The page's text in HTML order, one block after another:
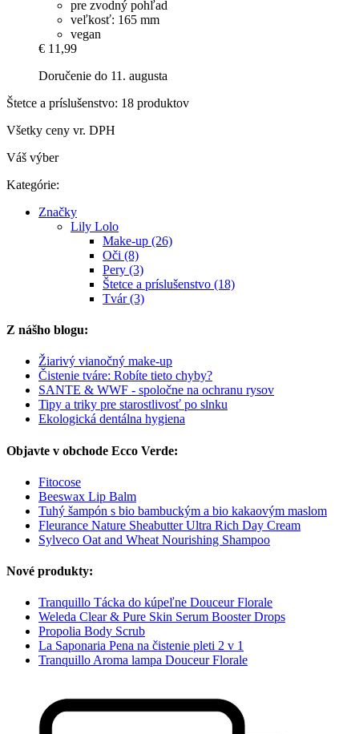
pre zvodný pohľad
veľkosť: 165 mm
vegan
€ 11,99
Doručenie do 11. augusta
Štetce a príslušenstvo: 18 produktov
Všetky ceny vr. DPH
Váš výber
Kategórie:
Značky
Lily Lolo
Make-up (26)
Oči (8)
Pery (3)
Štetce a príslušenstvo (18)
Tvár (3)
Z nášho blogu:
Žiarivý vianočný make-up
Čistenie tváre: Robíte tieto chyby?
SANTE & WWF - spoločne na ochranu rysov
Tipy a triky pre starostlivosť po slnku
Ekologická dentálna hygiena
Objavte v obchode Ecco Verde:
Fitocose
Beeswax Lip Balm
Tuhý šampón s bio bambuckým a bio kakaovým maslom
Fleurance Nature Sheabutter Ultra Rich Day Cream
Sylveco Oat and Wheat Nourishing Shampoo
Nové produkty:
Tranquillo Tácka do kúpeľne Douceur Florale
Weleda Clear & Pure Skin Serum Booster Drops
Propolia Body Scrub
La Saponaria Pena na čistenie pleti 2 v 1
Tranquillo Aroma lampa Douceur Florale